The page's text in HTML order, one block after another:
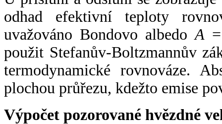
odhad efektivní teploty
uvažováno Bondovo albedoA
použit Stefanův-Boltzmannův
termodynamické rovnováze.
plochou průřezu, kdežto emise
Výpočet pozorované hvězdné